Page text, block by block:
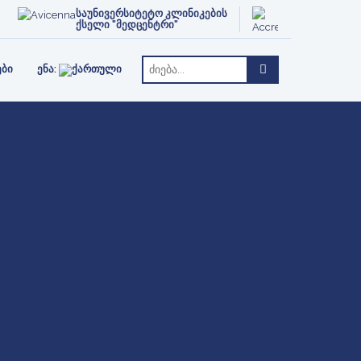
საუნივერსიტეტო კლინიკების
ქსელი "მედცენტრი"
ᲔᲜᲐ:
ENGLISH
РУССКИЙ